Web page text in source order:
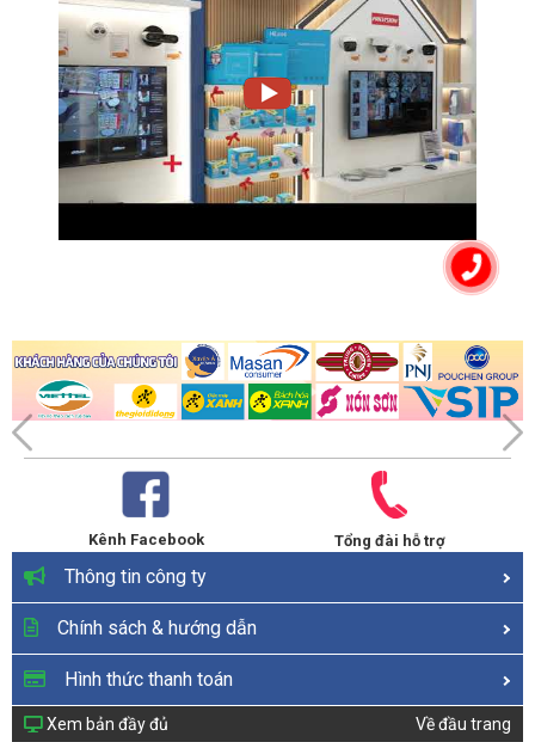
Kênh Facebook Tổng đài hỗ trợ
Thông tin công ty
Chính sách & hướng dẫn
Hình thức thanh toán
Xem bản đầy đủ Về đầu trang